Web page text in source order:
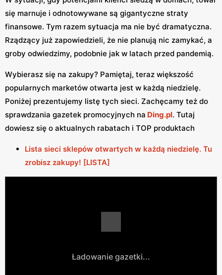
się marnuje i odnotowywane są gigantyczne straty
finansowe. Tym razem sytuacja ma nie być dramatyczna.
Rządzący już zapowiedzieli, że nie planują nic zamykać, a
groby odwiedzimy, podobnie jak w latach przed pandemią.
Wybierasz się na zakupy? Pamiętaj, teraz większość
popularnych marketów otwarta jest w każdą niedzielę.
Poniżej prezentujemy listę tych sieci. Zachęcamy też do
sprawdzania gazetek promocyjnych na Ding.pl. Tutaj
dowiesz się o aktualnych rabatach i TOP produktach
Lista sieci sklepów otwartych w każdą niedzielę. Tu
zrobisz zakupy! [LISTA]
Ładowanie gazetki...